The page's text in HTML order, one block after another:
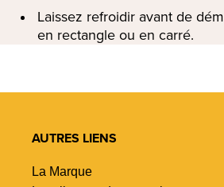
Laissez refroidir avant de
en rectangle ou en carré.
AUTRES LIENS
La Marque